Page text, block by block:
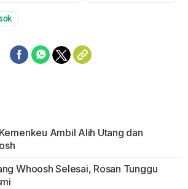
Ambil Alih Utang dan
Whoosh Selesai, Rosan Tunggu